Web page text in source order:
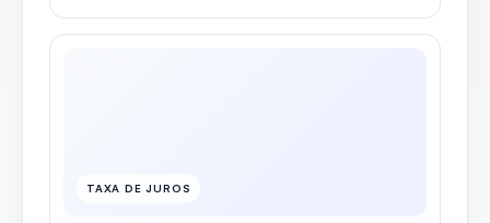
TAXA DE JUROS